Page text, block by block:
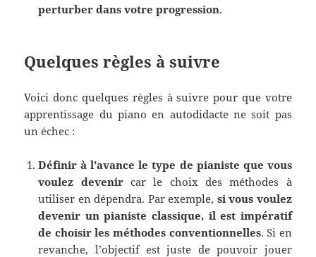
perturber dans votre progression.
Quelques règles à suivre
Voici donc quelques règles à suivre pour que votre
apprentissage du piano en autodidacte ne soit pas
un échec :
Définir à l’avance le type de pianiste que vous
voulez devenircar le choix des méthodes à
utiliser en dépendra. Par exemple, si vous voulez
devenir un pianiste classique, il est impératif
de choisir les méthodes conventionnelles. Si en
revanche, l’objectif est juste de pouvoir jouer